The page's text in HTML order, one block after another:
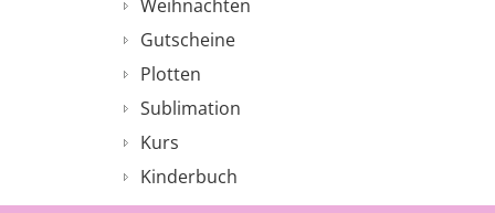
Weihnachten
Gutscheine
Plotten
Sublimation
Kurs
Kinderbuch